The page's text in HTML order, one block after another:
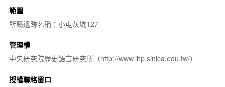
範圍
所屬遺跡名稱：小屯灰坑127
管理權
中央研究院歷史語言研究所（http://www.ihp.sinica.edu.tw/）
授權聯絡窗口